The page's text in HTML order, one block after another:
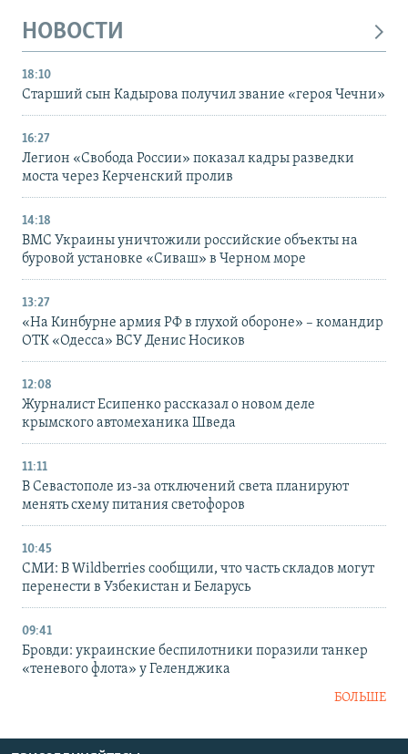
НОВОСТИ
18:10
Старший сын Кадырова получил звание «героя Чечни»
16:27
Легион «Свобода России» показал кадры разведки
моста через Керченский пролив
14:18
ВМС Украины уничтожили российские объекты на
буровой установке «Сиваш» в Черном море
13:27
«На Кинбурне армия РФ в глухой обороне» – командир
ОТК «Одесса» ВСУ Денис Носиков
12:08
Журналист Есипенко рассказал о новом деле
крымского автомеханика Шведа
11:11
В Севастополе из-за отключений света планируют
менять схему питания светофоров
10:45
СМИ: В Wildberries сообщили, что часть складов могут
перенести в Узбекистан и Беларусь
09:41
Бровди: украинские беспилотники поразили танкер
«теневого флота» у Геленджика
БОЛЬШЕ